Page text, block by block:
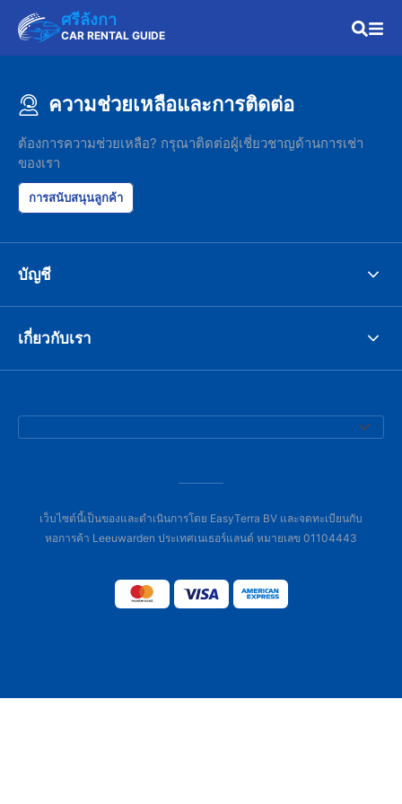
ศรีลังกา
CAR RENTAL GUIDE
ความช่วยเหลือและการติดต่อ
ต้องการความช่วยเหลือ? กรุณาติดต่อผู้เชี่ยวชาญด้านการเช่า
ของเรา
การสนับสนุนลูกค้า
บัญชี
เกี่ยวกับเรา
เว็บไซต์นี้เป็นของและดำเนินการโดย EasyTerra BV และจดทะเบียนกับ
หอการค้า Leeuwarden ประเทศเนเธอร์แลนด์ หมายเลข 01104443